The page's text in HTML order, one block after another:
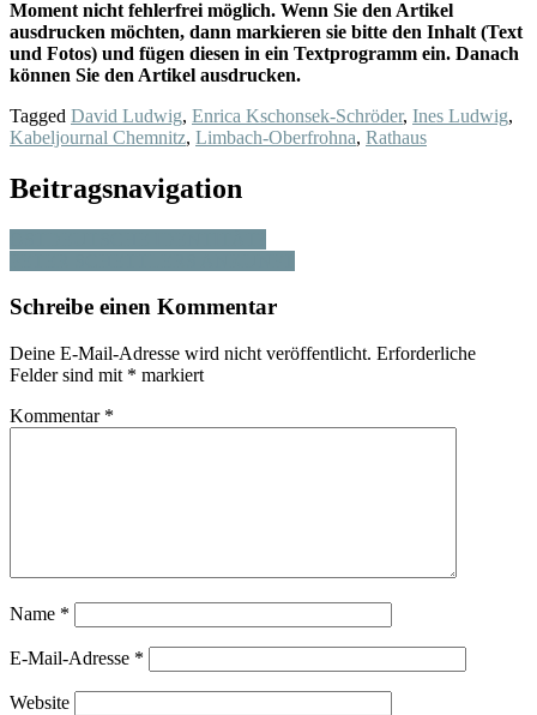
Moment nicht fehlerfrei möglich. Wenn Sie den Artikel
ausdrucken möchten, dann markieren sie bitte den Inhalt (Text
und Fotos) und fügen diesen in ein Textprogramm ein. Danach
können Sie den Artikel ausdrucken.
Tagged David Ludwig, Enrica Kschonsek-Schröder, Ines Ludwig,
Kabeljournal Chemnitz, Limbach-Oberfrohna, Rathaus
Beitragsnavigation
Schreibe einen Kommentar
Deine E-Mail-Adresse wird nicht veröffentlicht. Erforderliche
Felder sind mit * markiert
Kommentar *
Name *
E-Mail-Adresse *
Website